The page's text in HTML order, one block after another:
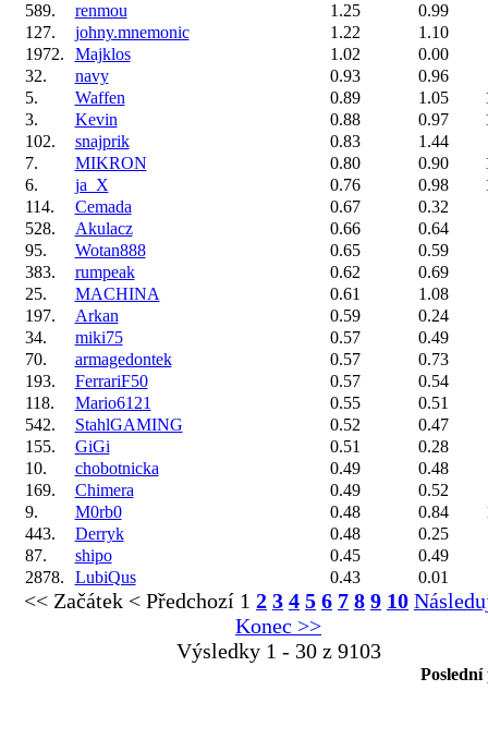
589.
renmou 1.25
0.99
127.
johny.mnemonic 1.22
1.10
1972.
Majklos 1.02
0.00
32.
navy 0.93
0.96
5.
Waffen 0.89 1.05
3.
Kevin 0.88 0.97
102.
snajprik 0.83
1.44
7.
MIKRON 0.80 0.90
6.
ja_X 0.76 0.98
114.
Cemada 0.67
0.32
528.
Akulacz 0.66
0.64
95.
Wotan888 0.65
0.59
383.
rumpeak 0.62
0.69
25.
MACHINA 0.61
1.08
197.
Arkan 0.59
0.24
34.
miki75 0.57
0.49
70.
armagedontek 0.57
0.73
193.
FerrariF50 0.57
0.54
118.
Mario6121 0.55
0.51
542.
StahlGAMING 0.52
0.47
155.
GiGi 0.51
0.28
10.
chobotnicka 0.49
0.48
169.
Chimera 0.49
0.52
9.
M0rb0 0.48 0.84
443.
Derryk 0.48
0.25
87.
shipo 0.45
0.49
2878.
LubiQus 0.43 0.01
<< Začátek < Předchozí 1 2 3 4 5 6 7 8 9 10
Konec >>
Výsledky 1 - 30 z 9103